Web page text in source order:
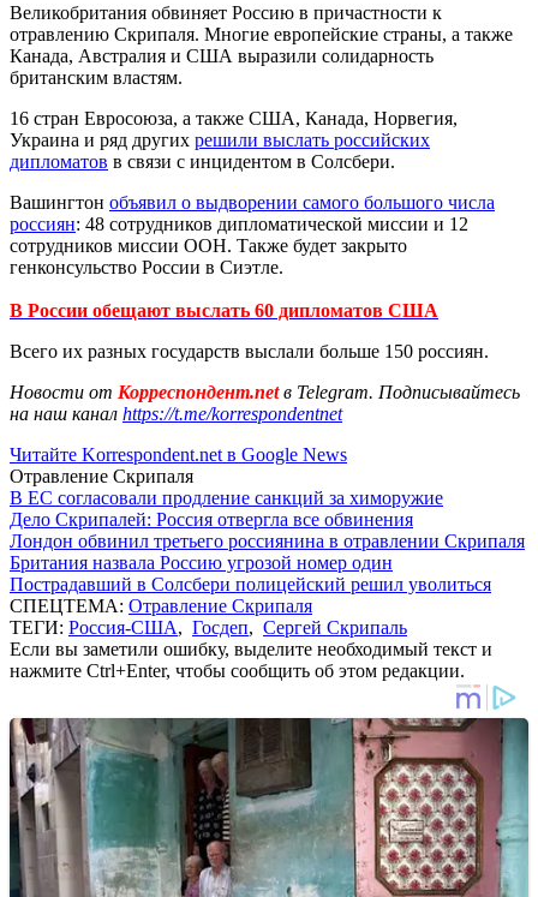
Великобритания обвиняет Россию в причастности к
отравлению Скрипаля. Многие европейские страны, а также
Канада, Австралия и США выразили солидарность
британским властям.
16 стран Евросоюза, а также США, Канада, Норвегия,
Украина и ряд других решили выслать российских
дипломатов в связи с инцидентом в Солсбери.
Вашингтон объявил о выдворении самого большого числа
россиян: 48 сотрудников дипломатической миссии и 12
сотрудников миссии ООН. Также будет закрыто
генконсульство России в Сиэтле.
В России обещают выслать 60 дипломатов США
Всего их разных государств выслали больше 150 россиян.
Новости от Корреспондент.netв Telegram. Подписывайтесь
на наш канал https://t.me/korrespondentnet
Читайте Korrespondent.net в Google News
Отравление Скрипаля
В ЕС согласовали продление санкций за химоружие
Дело Скрипалей: Россия отвергла все обвинения
Лондон обвинил третьего россиянина в отравлении Скрипаля
Британия назвала Россию угрозой номер один
Пострадавший в Солсбери полицейский решил уволиться
СПЕЦТЕМА: Отравление Скрипаля
ТЕГИ: Россия-США, Госдеп, Сергей Скрипаль
Если вы заметили ошибку, выделите необходимый текст и
нажмите Ctrl+Enter, чтобы сообщить об этом редакции.